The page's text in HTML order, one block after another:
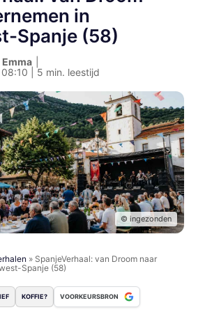
in
Spanje (58)
Emma
| 5 min. leestijd
© ingezonden
» SpanjeVerhaal: van Droom naar
Spanje (58)
KOFFIE? VOORKEURSBRON